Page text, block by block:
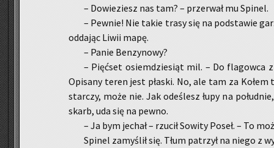
– Do­wie­ziesz nas tam? – prze­rwał mu Spi­nel.
– Pew­nie! Nie takie trasy się na pod­sta­wie
od­da­jąc Liwii mapę.
– Panie Ben­zy­no­wy?
– Pięć­set osiem­dzie­siąt mil. – Do fla­gow­ca
Opi­sa­ny teren jest pła­ski. No, ale tam za
star­czy, może nie. Jak ode­ślesz łupy na
skarb, uda się na pewno.
– Ja bym je­chał – rzu­cił So­wi­ty Poseł. – To
Spi­nel za­my­ślił się. Tłum pa­trzył na niego z